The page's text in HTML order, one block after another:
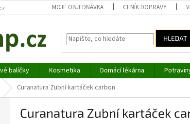
MOJE OBJEDNÁVKA CENÍK DOPRAVY
HLEDAT
balíčky Kosmetika Domácí lékárna
Curanatura Zubní kartáček carbon
Curanatura Zubní kartáček